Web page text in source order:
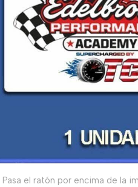
Pasa el ratón por encima de la